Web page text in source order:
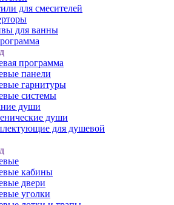
для смесителей
для ванны
программа
панели
гарнитуры
системы
души
души
для душевой
кабины
двери
уголки